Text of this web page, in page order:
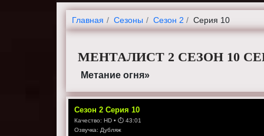
Главная Cезоны Сезон 2 Серия 10
МЕНТАЛИСТ 2 СЕЗОН 10
Метание огня»
Сезон2 Серия10
Качество:HD • ⏱43:01
Озвучка: Дубляж